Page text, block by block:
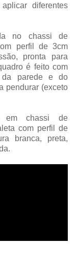
diferentes
no chassi de
perfil de 3cm
pronta para
é feito com
da parede e do
pendurar (exceto
chassi de
com perfil de
branca, preta,